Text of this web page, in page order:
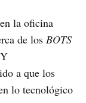
la oficina
de los BOTS
a que los
lo tecnológico